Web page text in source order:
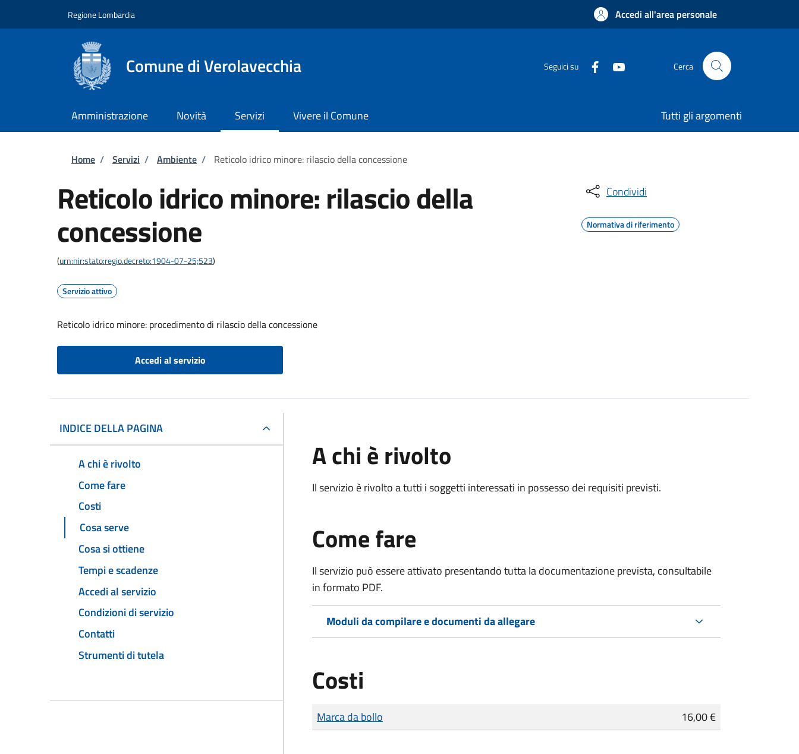
Regione Lombardia Accedi all'area personale
Comune di Verolavecchia Seguici su Cerca
Amministrazione Novità Servizi Vivere il Comune Tutti gli argomenti
Briciole di pane
Home / Servizi / Ambiente / Reticolo idrico minore: rilascio della concessione
Reticolo idrico minore: rilascio della
concessione
(urn:nir:stato:regio.decreto:1904-07-25;523)
Servizio attivo
Reticolo idrico minore: procedimento di rilascio della concessione
Accedi al servizio
Condividi
Normativa di riferimento
INDICE DELLA PAGINA
A chi è rivolto
Come fare
Costi
Cosa serve
Cosa si ottiene
Tempi e scadenze
Accedi al servizio
Condizioni di servizio
Contatti
Strumenti di tutela
A chi è rivolto
Il servizio è rivolto a tutti i soggetti interessati in possesso dei requisiti previsti.
Come fare
Il servizio può essere attivato presentando tutta la documentazione prevista, consultabile
in formato PDF.
Moduli da compilare e documenti da allegare
Costi
Tipo di pagamento
Importo
Marca da bollo 16,00 €